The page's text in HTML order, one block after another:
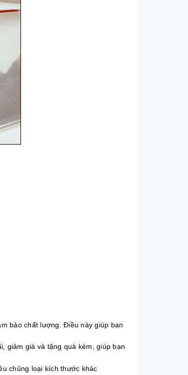
bảo chất lượng. Điều này giúp bạn
giảm giá và tặng quà kèm, giúp bạn
chủng loại kích thước khác